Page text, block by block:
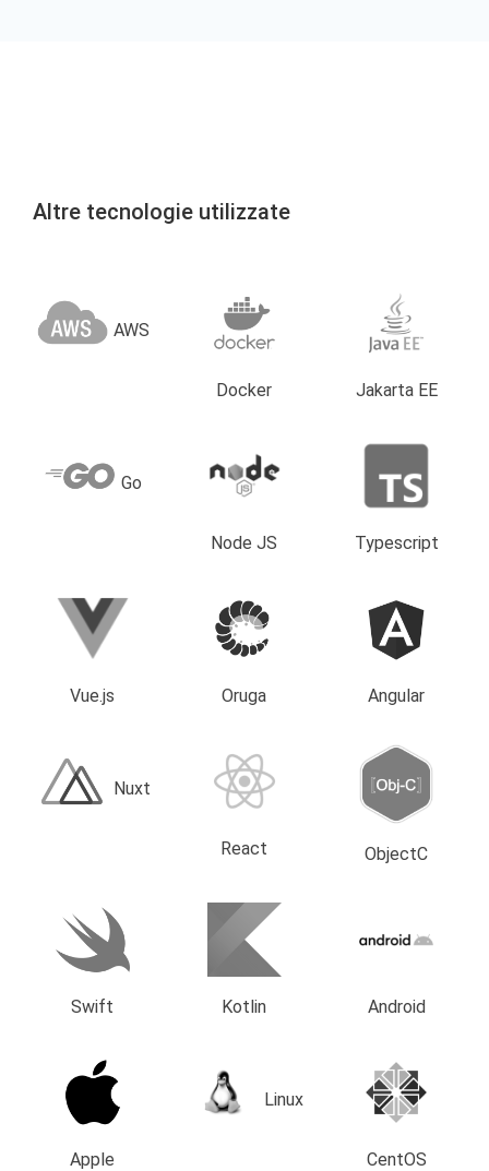
Altre tecnologie utilizzate
AWS
Docker Jakarta EE
Go
Node JS Typescript
Vue.js Oruga Angular
Nuxt
React ObjectC
Swift Kotlin Android
Apple
Linux
CentOS